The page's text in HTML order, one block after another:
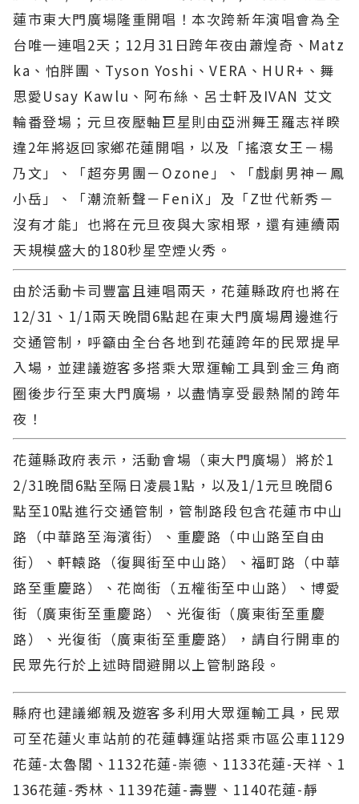
蓮市東大門廣場隆重開唱！本次跨新年演唱會為全
台唯一連唱2天；12月31日跨年夜由蕭煌奇、Matz
ka、怕胖團、Tyson Yoshi、VERA、HUR+、舞
思愛Usay Kawlu、阿布絲、呂士軒及IVAN 艾文
輪番登場；元旦夜壓軸巨星則由亞洲舞王羅志祥睽
違2年將返回家鄉花蓮開唱，以及「搖滾女王－楊
乃文」、「超夯男團－Ozone」、「戲劇男神－鳳
小岳」、「潮流新聲－FeniX」及「Z世代新秀－
沒有才能」也將在元旦夜與大家相聚，還有連續兩
天規模盛大的180秒星空煙火秀。
由於活動卡司豐富且連唱兩天，花蓮縣政府也將在
12/31、1/1兩天晚間6點起在東大門廣場周邊進行
交通管制，呼籲由全台各地到花蓮跨年的民眾提早
入場，並建議遊客多搭乘大眾運輸工具到金三角商
圈後步行至東大門廣場，以盡情享受最熱鬧的跨年
夜！
花蓮縣政府表示，活動會場（東大門廣場）將於1
2/31晚間6點至隔日凌晨1點，以及1/1元旦晚間6
點至10點進行交通管制，管制路段包含花蓮市中山
路（中華路至海濱街）、重慶路（中山路至自由
街）、軒轅路（復興街至中山路）、福町路（中華
路至重慶路）、花崗街（五權街至中山路）、博愛
街（廣東街至重慶路）、光復街（廣東街至重慶
路）、光復街（廣東街至重慶路），請自行開車的
民眾先行於上述時間避開以上管制路段。
縣府也建議鄉親及遊客多利用大眾運輸工具，民眾
可至花蓮火車站前的花蓮轉運站搭乘市區公車1129
花蓮-太魯閣、1132花蓮-崇德、1133花蓮-天祥、1
136花蓮-秀林、1139花蓮-壽豐、1140花蓮-靜